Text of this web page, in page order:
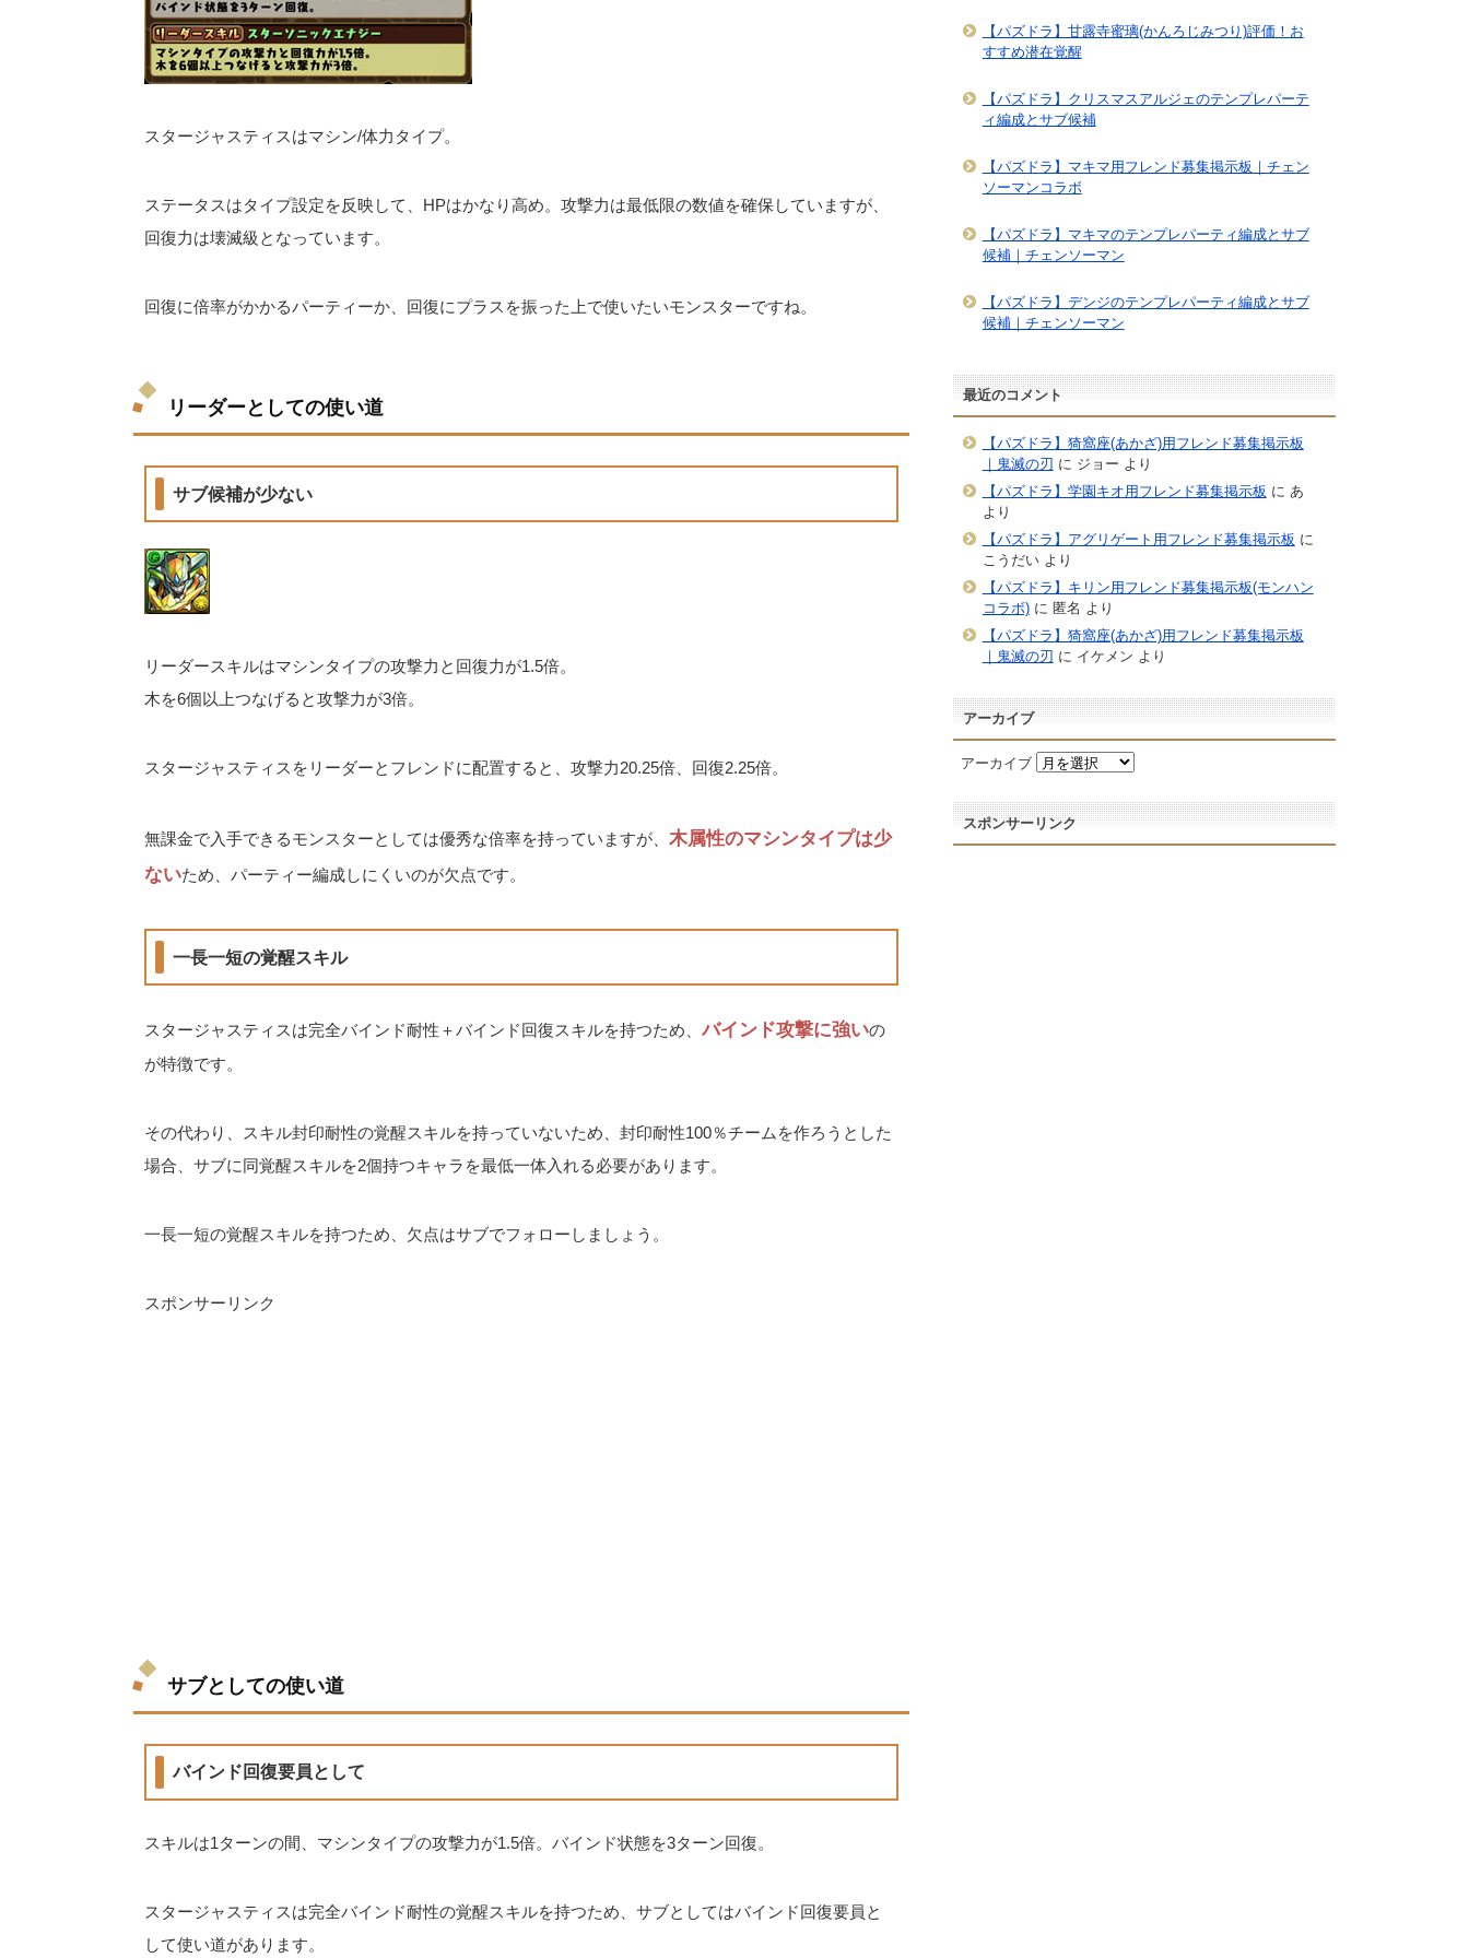
スタージャスティスはマシン/体力タイプ。
ステータスはタイプ設定を反映して、HPはかなり高め。攻撃力は最低限の数値を確保していますが、
回復力は壊滅級となっています。
回復に倍率がかかるパーティーか、回復にプラスを振った上で使いたいモンスターですね。
リーダーとしての使い道
サブ候補が少ない
リーダースキルはマシンタイプの攻撃力と回復力が1.5倍。
木を6個以上つなげると攻撃力が3倍。
スタージャスティスをリーダーとフレンドに配置すると、攻撃力20.25倍、回復2.25倍。
無課金で入手できるモンスターとしては優秀な倍率を持っていますが、 木属性のマシンタイプは少
ないため、パーティー編成しにくいのが欠点です。
一長一短の覚醒スキル
スタージャスティスは完全バインド耐性＋バインド回復スキルを持つため、バインド攻撃に強いの
が特徴です。
その代わり、スキル封印耐性の覚醒スキルを持っていないため、封印耐性100％チームを作ろうとした
場合、サブに同覚醒スキルを2個持つキャラを最低一体入れる必要があります。
一長一短の覚醒スキルを持つため、欠点はサブでフォローしましょう。
スポンサーリンク
サブとしての使い道
バインド回復要員として
スキルは1ターンの間、マシンタイプの攻撃力が1.5倍。バインド状態を3ターン回復。
スタージャスティスは完全バインド耐性の覚醒スキルを持つため、サブとしてはバインド回復要員と
して使い道があります。
【パズドラ】甘露寺蜜璃(かんろじみつり)評価！お
すすめ潜在覚醒
【パズドラ】クリスマスアルジェのテンプレパーテ
ィ編成とサブ候補
【パズドラ】マキマ用フレンド募集掲示板｜チェン
ソーマンコラボ
【パズドラ】マキマのテンプレパーティ編成とサブ
候補｜チェンソーマン
【パズドラ】デンジのテンプレパーティ編成とサブ
候補｜チェンソーマン
最近のコメント
【パズドラ】猗窩座(あかざ)用フレンド募集掲示板
｜鬼滅の刃 に ジョー より
【パズドラ】学園キオ用フレンド募集掲示板 に あ
より
【パズドラ】アグリゲート用フレンド募集掲示板 に
こうだいより
【パズドラ】キリン用フレンド募集掲示板(モンハン
コラボ)に 匿名 より
【パズドラ】猗窩座(あかざ)用フレンド募集掲示板
｜鬼滅の刃 に イケメン より
アーカイブ
アーカイブ
スポンサーリンク